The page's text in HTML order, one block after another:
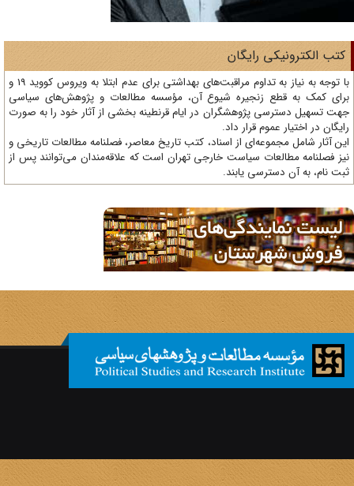
الکترونیکی رایگان
با توجه به نیاز به تداوم مراقبت‌های بهداشتی برای عدم ابتلا به ویروس کووید 19 و
کمک به قطع زنجیره شیوع آن، مؤسسه مطالعات و پژوهش‌های سیاسی
تسهیل دسترسی پژوهشگران در ایام قرنطینه بخشی از آثار خود را به صورت
در اختیار عموم قرار داد.
آثار شامل مجموعه‌ای از اسناد، کتب تاریخ معاصر، فصلنامه‌ مطالعات تاریخی و
فصلنامه مطالعات سیاست خارجی تهران است که علاقه‌مندان می‌توانند پس از
نام، به آن دسترسی یابند.